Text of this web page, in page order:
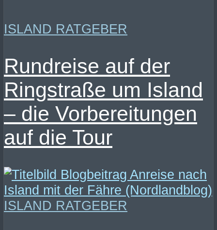
ISLAND RATGEBER
Rundreise auf der
Ringstraße um Island
– die Vorbereitungen
auf die Tour
ISLAND RATGEBER